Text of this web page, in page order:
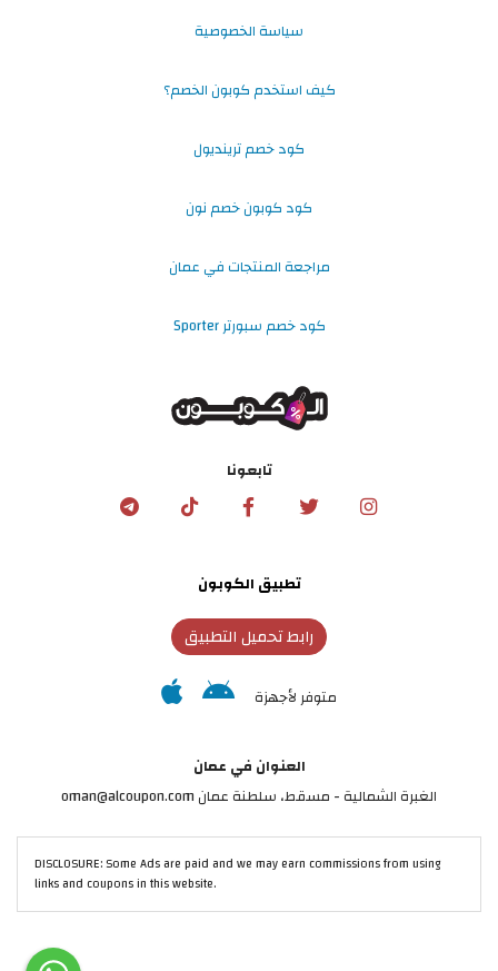
سياسة الخصوصية
كيف استخدم كوبون الخصم؟
كود خصم ترينديول
كود كوبون خصم نون
مراجعة المنتجات في عمان
كود خصم سبورتر Sporter
تابعونا
تطبيق الكوبون
رابط تحميل التطبيق
متوفر لأجهزة
العنوان في عمان
الغبرة الشمالية - مسقط، سلطنة عمان oman@alcoupon.com
DISCLOSURE: Some Ads are paid and we may earn commissions from using
links and coupons in this website.